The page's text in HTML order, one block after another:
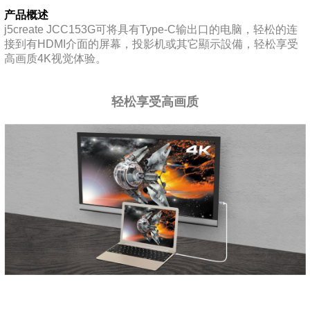
产品概述
j5create JCC153G可将具有Type-C输出口的电脑，轻松的连
接到有HDMI介面的屏幕，投影机或其它顯示設備，轻松享受
高画质4K视觉体验。
轻松享受高画质